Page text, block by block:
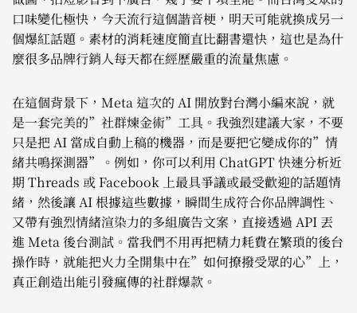
口味變化極快，今天流行這個諧音梗，明天可能就換成另一
個爆紅話題。素材的消耗速度簡直比翻書還快，這也是為什
麼很多品牌行銷人每天都在經歷嚴重的流量焦慮。
在這個背景下，Meta 這次的 AI 開放對台灣小編來說，就
是一套完美的”社群煉金術”工具。我強烈建議大家，不要
只是把 AI 當成自動上稿的機器，而是要把它變成你的”情
緒共鳴探測器”。例如，你可以利用 ChatGPT 快速分析近
期 Threads 或 Facebook 上最具爭議或最受歡迎的話題情
緒，然後讓 AI 根據這些數據，瞬間生成符合你品牌調性、
又帶有強烈情緒渲染力的多組廣告文案，直接透過 API 丟
進 Meta 後台測試。當我們不用再把精力耗費在繁瑣的後台
操作時，就能把火力全開集中在”如何撩撥受眾的心”上，
真正創造出能引發瘋傳的社群爆款。